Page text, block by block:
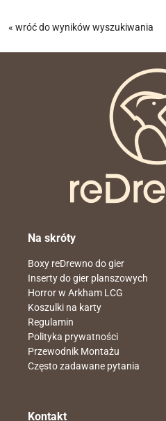
« wróć do wyników wyszukiwania
Na skróty
Boxy reDrewno do gier
Inserty do gier planszowych
Horror w Arkham LCG
Koszulki na karty
Regulamin
Polityka prywatności
Przewodnik Montażu
Często zadawane pytania
Kontakt